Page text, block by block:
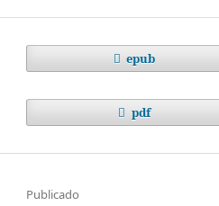
epub
pdf
Publicado